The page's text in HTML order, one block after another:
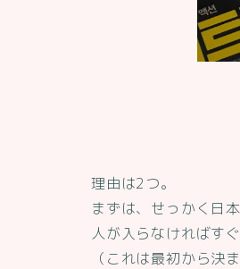
理由は2つ。
まずは、せっかく日
人が入らなければす
（これは最初から決